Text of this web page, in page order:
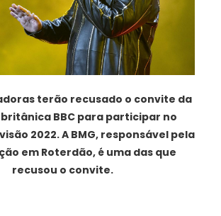
terão recusado o convite da
BBC para participar no
2022. A BMG, responsável pela
em Roterdão, é uma das que
recusou o convite.